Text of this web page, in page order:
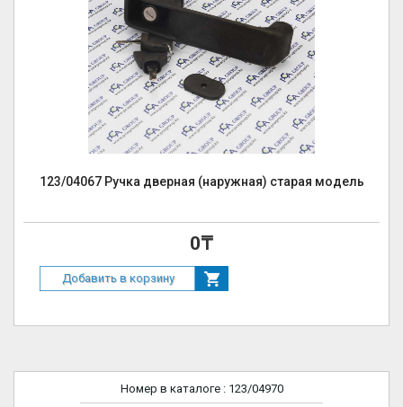
123/04067 Ручка дверная (наружная) старая модель
0₸
Добавить в корзину
Номер в каталоге : 123/04970